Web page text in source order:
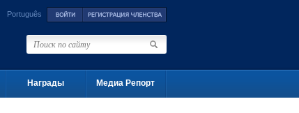
Português
Награды Медиа Репорт